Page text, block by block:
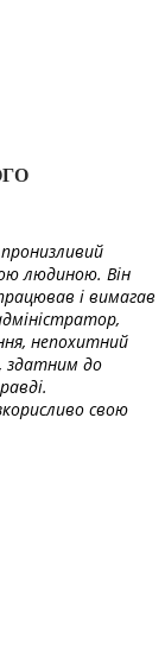
людиною. Він
і вимагав
непохитний
здатним до
свою